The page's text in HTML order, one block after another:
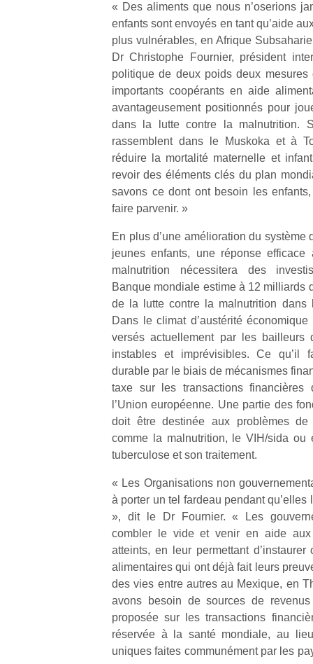
« Des aliments que nous n’oserions
enfants sont envoyés en tant qu’aide
plus vulnérables, en Afrique
Dr Christophe Fournier, président
politique de deux poids deux
importants coopérants en aide
avantageusement positionnés pour
dans la lutte contre la malnutrition.
rassemblent dans le Muskoka et à
réduire la mortalité maternelle et
revoir des éléments clés du plan
savons ce dont ont besoin les
faire parvenir. »
En plus d’une amélioration du système
jeunes enfants, une réponse
malnutrition nécessitera des
Banque mondiale estime à 12 milliards
de la lutte contre la malnutrition dans
Dans le climat d’austérité
versés actuellement par les bailleurs
instables et imprévisibles. Ce qu’il
durable par le biais de mécanismes
taxe sur les transactions financières
l’Union européenne. Une partie des
doit être destinée aux problèmes de
comme la malnutrition, le VIH/sida ou
tuberculose et son traitement.
« Les Organisations non
à porter un tel fardeau pendant
», dit le Dr Fournier. « Les
combler le vide et venir en aide
atteints, en leur permettant
alimentaires qui ont déjà fait leurs
des vies entre autres au Mexique, en
avons besoin de sources de
proposée sur les transactions
réservée à la santé mondiale, au
uniques faites communément par les
à
NextGen,
une
nouvelle
trottinette
mécanique
Les
enfants
débordent
souvent
Varier les
occupations
n’est pas
toujours
simple.
Conjuguer
divertissement,
Des
trampolines
pour les
grands et
les petits !
Durant les
vacances
estivales
retour des
beaux
jours, c’est
l’occasion
pour les
enfants
de…
de